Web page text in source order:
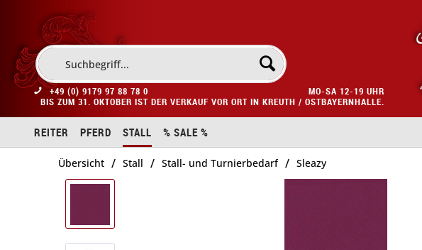
+49 (0) 9179 97 88 78 0
MO-SA 12-19 UHR
BIS ZUM 31. OKTOBER IST DER VERKAUF VOR ORT IN KREUTH / OSTBAYERNHALLE.
REITER PFERD STALL % SALE %
Übersicht / Stall / Stall- und Turnierbedarf / Sleazy